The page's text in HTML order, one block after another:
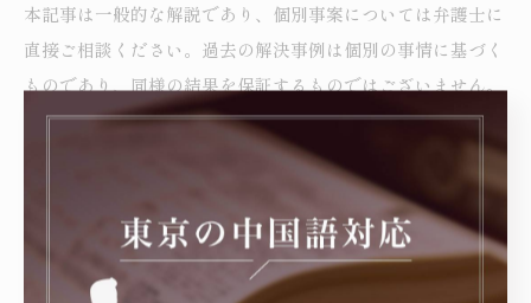
本記事は一般的な解説であり、個別事案については弁護士に
直接ご相談ください。過去の解決事例は個別の事情に基づく
ものであり、同様の結果を保証するものではございません。
松村 大介（まつむら だいすけ）／弁護士
第一東京弁護士会所属（登録番号：59077／2019年登録）